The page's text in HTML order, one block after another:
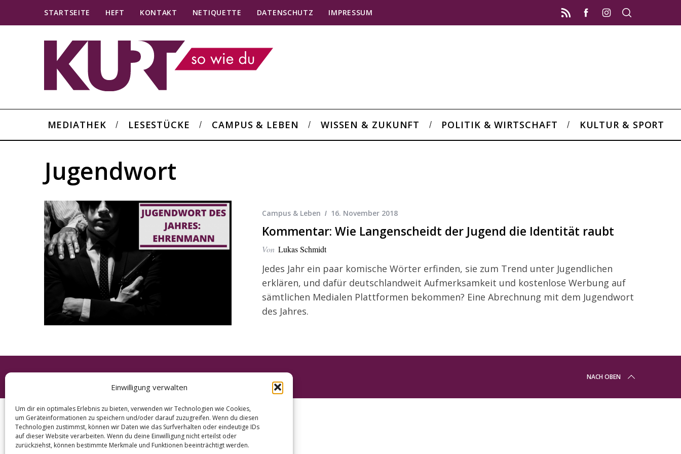
Einwilligung verwalten
Um dir ein optimales Erlebnis zu bieten, verwenden wir Technologien wie Cookies,
um Geräteinformationen zu speichern und/oder darauf zuzugreifen. Wenn du diesen
Technologien zustimmst, können wir Daten wie das Surfverhalten oder eindeutige IDs
auf dieser Website verarbeiten. Wenn du deine Einwilligung nicht erteilst oder
zurückziehst, können bestimmte Merkmale und Funktionen beeinträchtigt werden.
STARTSEITE HEFT KONTAKT NETIQUETTE DATENSCHUTZ IMPRESSUM
MEDIATHEK LESESTÜCKE CAMPUS & LEBEN WISSEN & ZUKUNFT POLITIK & WIRTSCHAFT KULTUR & SPORT
Jugendwort
Campus & Leben 16. November 2018
Kommentar: Wie Langenscheidt der Jugend die Identität raubt
Von Lukas Schmidt
Jedes Jahr ein paar komische Wörter erfinden, sie zum Trend unter Jugendlichen
erklären, und dafür deutschlandweit Aufmerksamkeit und kostenlose Werbung auf
sämtlichen Medialen Plattformen bekommen? Eine Abrechnung mit dem Jugendwort
des Jahres.
NACH OBEN
S
e
r
c
h
f
o
: